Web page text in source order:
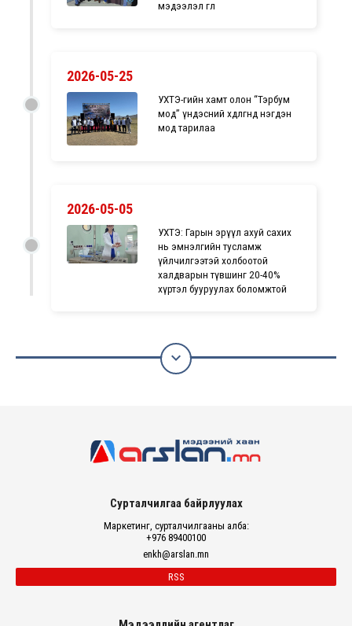
мэдээлэл өглөө
2026-05-25
УХТЭ-гийн хамт олон “Тэрбум
мод” үндэсний хөдөлгөөнд нэгдэн
мод тарилаа
2026-05-05
УХТЭ: Гарын эрүүл ахуй сахих
нь эмнэлгийн тусламж
үйлчилгээтэй холбоотой
халдварын түвшинг 20-40%
хүртэл бууруулах боломжтой

Сурталчилгаа байрлуулах
Маркетинг, сурталчилгааны алба:
+976 89400100
enkh@arslan.mn
RSS